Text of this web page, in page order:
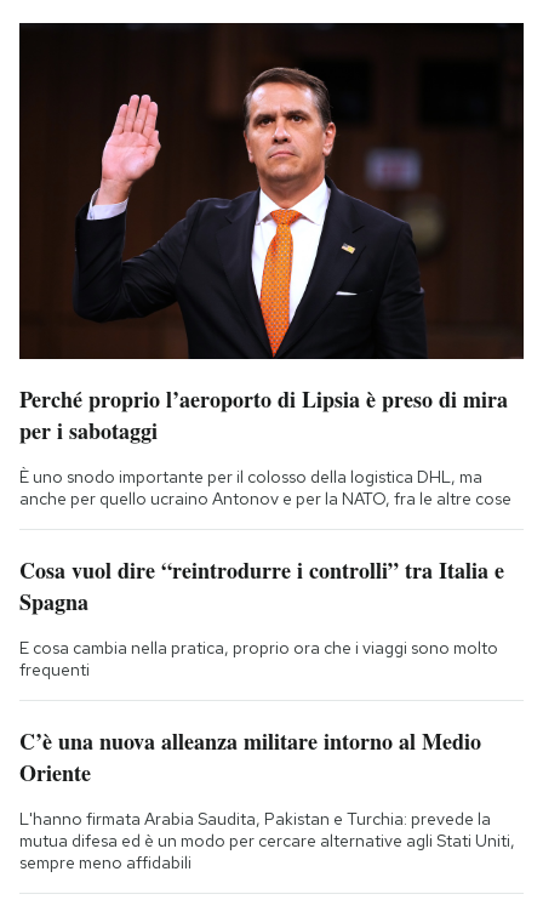
Perché proprio l’aeroporto di Lipsia è preso di mira
per i sabotaggi
È uno snodo importante per il colosso della logistica DHL, ma
anche per quello ucraino Antonov e per la NATO, fra le altre cose
Cosa vuol dire “reintrodurre i controlli” tra Italia e
Spagna
E cosa cambia nella pratica, proprio ora che i viaggi sono molto
frequenti
C’è una nuova alleanza militare intorno al Medio
Oriente
L'hanno firmata Arabia Saudita, Pakistan e Turchia: prevede la
mutua difesa ed è un modo per cercare alternative agli Stati Uniti,
sempre meno affidabili